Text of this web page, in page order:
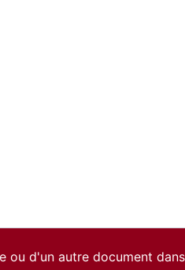
d'un autre document